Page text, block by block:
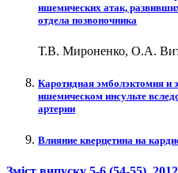
ишемических атак,
отдела позвоночника
Т.В. Мироненко, О.А.
Каротидная эмболэктомия и
ишемическом инсульте
артерии
Влияние кверцетина на